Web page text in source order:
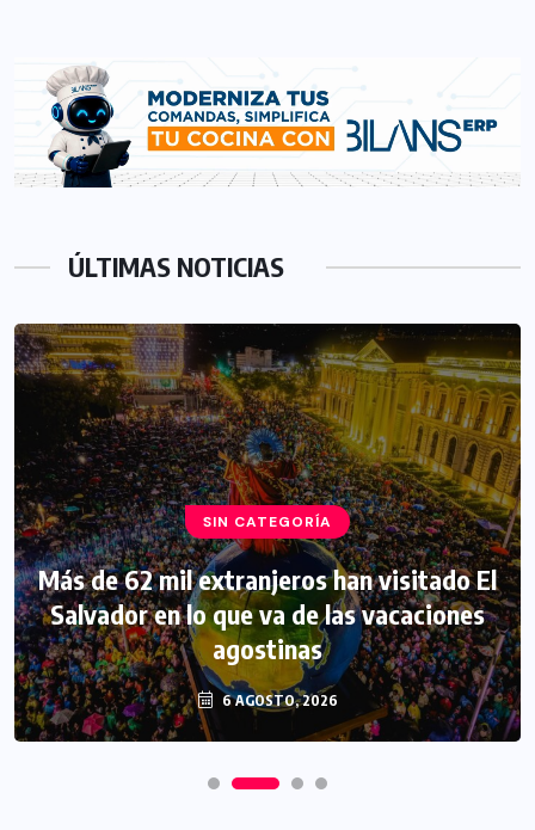
ÚLTIMAS NOTICIAS
SIN CATEGORÍA
Más de 62 mil extranjeros han visitado El
Salvador en lo que va de las vacaciones
agostinas
6 AGOSTO, 2026